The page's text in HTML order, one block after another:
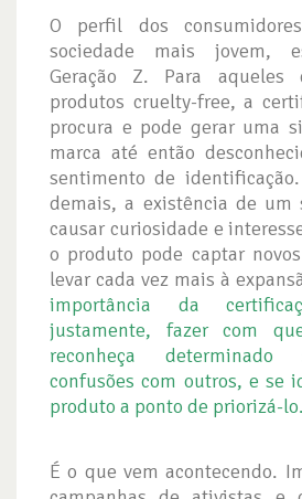
O perfil dos
sociedade mais jovem,
Geração Z. Para aqueles
produtos cruelty-free, a
procura e pode gerar uma
marca até então
sentimento de
demais, a existência de um
causar curiosidade e
o produto pode captar
levar cada vez mais à
importância da
justamente, fazer com
reconheça determinado
confusões com outros, e se
produto a ponto de priorizá-lo.
É o que vem acontecendo.